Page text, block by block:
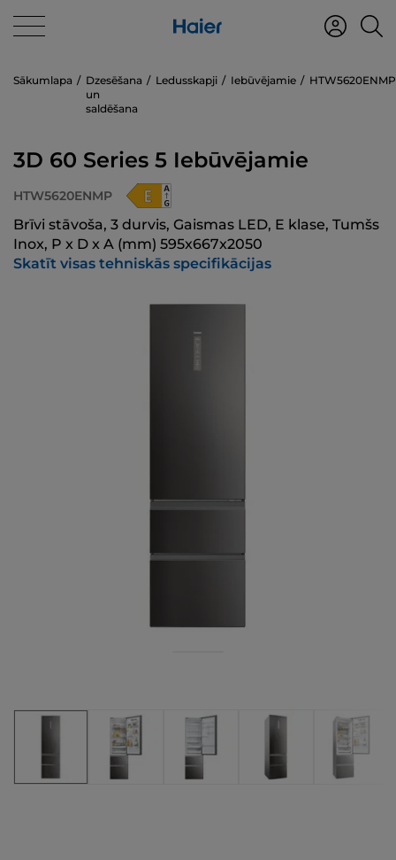
Sākumlapa
Dzesēšana
un
saldēšana
Ledusskapji Iebūvējamie HTW5620ENMP
3D 60 Series 5 Iebūvējamie
HTW5620ENMP
Brīvi stāvoša, 3 durvis, Gaismas LED, E klase, Tumšs
Inox, P x D x A (mm) 595x667x2050
Skatīt visas tehniskās specifikācijas